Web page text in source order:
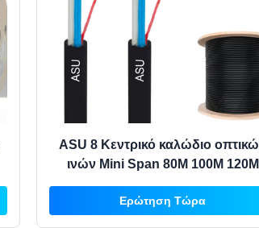
ASU 8 Κεντρικό καλώδιο
ινών Mini Span 80M 100M 120M
Ερώτηση Τώρα